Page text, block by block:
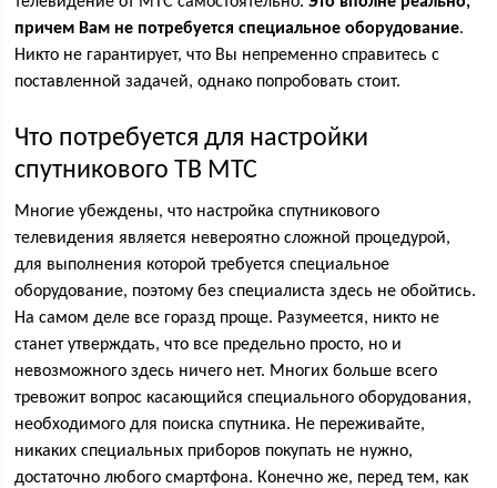
причем Вам не потребуется специальное оборудование.
Никто не гарантирует, что Вы непременно справитесь с
поставленной задачей, однако попробовать стоит.
Что потребуется для настройки
спутникового ТВ МТС
Многие убеждены, что настройка спутникового
телевидения является невероятно сложной процедурой,
для выполнения которой требуется специальное
оборудование, поэтому без специалиста здесь не обойтись.
На самом деле все горазд проще. Разумеется, никто не
станет утверждать, что все предельно просто, но и
невозможного здесь ничего нет. Многих больше всего
тревожит вопрос касающийся специального оборудования,
необходимого для поиска спутника. Не переживайте,
никаких специальных приборов покупать не нужно,
достаточно любого смартфона. Конечно же, перед тем, как